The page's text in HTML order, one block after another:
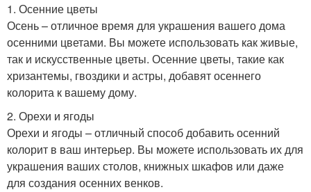
1. Осенние цветы
Осень – отличное время для украшения вашего дома
осенними цветами. Вы можете использовать как живые,
так и искусственные цветы. Осенние цветы, такие как
хризантемы, гвоздики и астры, добавят осеннего
колорита к вашему дому.
2. Орехи и ягоды
Орехи и ягоды – отличный способ добавить осенний
колорит в ваш интерьер. Вы можете использовать их для
украшения ваших столов, книжных шкафов или даже
для создания осенних венков.